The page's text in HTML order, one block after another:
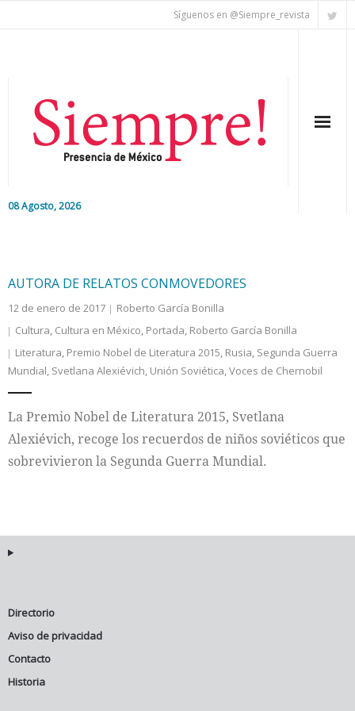
Síguenos en @Siempre_revista
08 Agosto, 2026
Nacional
Colaboradores
AUTORA DE RELATOS CONMOVEDORES
12 de enero de 2017
Roberto García Bonilla
Cultura, Cultura en México, Portada, Roberto García Bonilla
Literatura, Premio Nobel de Literatura 2015, Rusia, Segunda Guerra
Mundial, Svetlana Alexiévich, Unión Soviética,Voces de Chernobil
La Premio Nobel de Literatura 2015, Svetlana
Alexiévich, recoge los recuerdos de niños soviéticos que
sobrevivieron la Segunda Guerra Mundial.
Directorio
Aviso de privacidad
Contacto
Historia